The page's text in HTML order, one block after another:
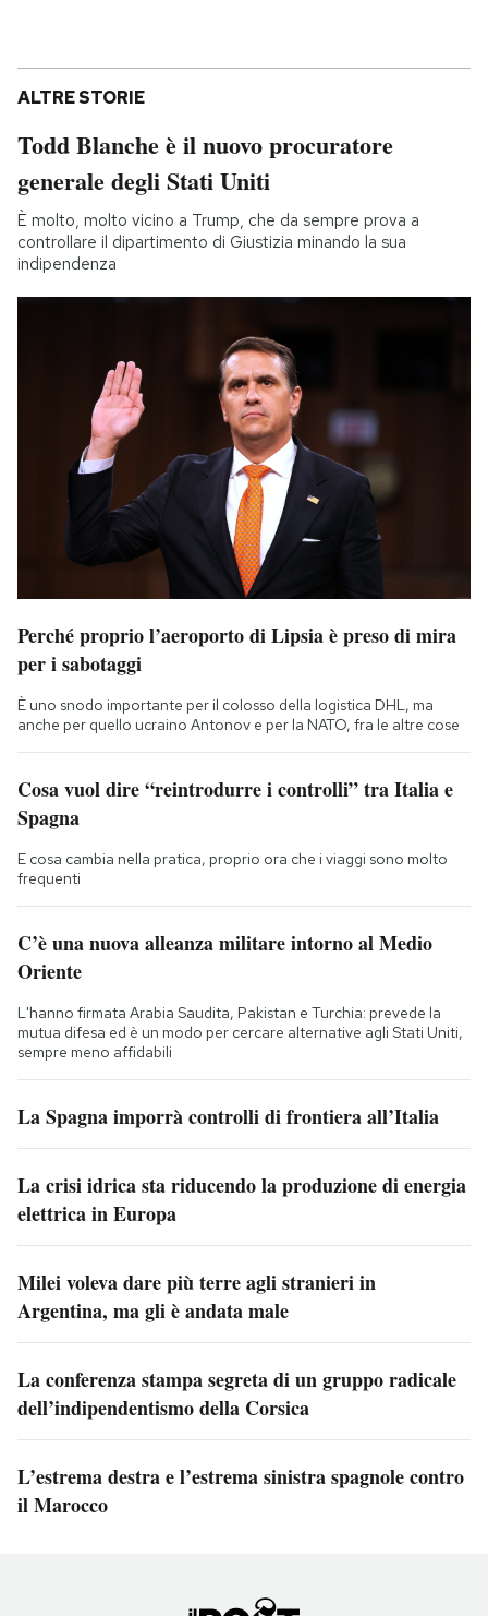
ALTRE STORIE
Todd Blanche è il nuovo procuratore
generale degli Stati Uniti
È molto, molto vicino a Trump, che da sempre prova a
controllare il dipartimento di Giustizia minando la sua
indipendenza
Perché proprio l’aeroporto di Lipsia è preso di mira
per i sabotaggi
È uno snodo importante per il colosso della logistica DHL, ma
anche per quello ucraino Antonov e per la NATO, fra le altre cose
Cosa vuol dire “reintrodurre i controlli” tra Italia e
Spagna
E cosa cambia nella pratica, proprio ora che i viaggi sono molto
frequenti
C’è una nuova alleanza militare intorno al Medio
Oriente
L'hanno firmata Arabia Saudita, Pakistan e Turchia: prevede la
mutua difesa ed è un modo per cercare alternative agli Stati Uniti,
sempre meno affidabili
La Spagna imporrà controlli di frontiera all’Italia
La crisi idrica sta riducendo la produzione di energia
elettrica in Europa
Milei voleva dare più terre agli stranieri in
Argentina, ma gli è andata male
La conferenza stampa segreta di un gruppo radicale
dell’indipendentismo della Corsica
L’estrema destra e l’estrema sinistra spagnole contro
il Marocco